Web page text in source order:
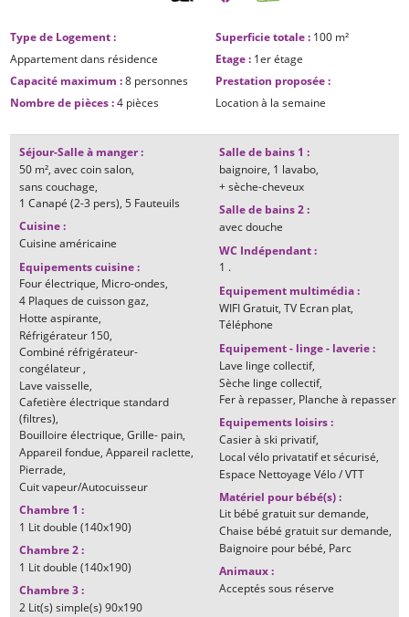
Type de Logement:
Appartement dans résidence
Capacité maximum :8 personnes
Nombre de pièces:4 pièces
Superficie totale: 100 m²
Etage: 1er étage
Prestation proposée:
Location à la semaine
Séjour-Salle à manger:
50 m² avec coin salon
sans couchage
1 Canapé (2-3 pers) 5 Fauteuils
Cuisine:
Cuisine américaine
Equipements cuisine:
Four électrique Micro-ondes
4 Plaques de cuisson gaz
Hotte aspirante
Réfrigérateur 150
Combiné réfrigérateur-
congélateur
Lave vaisselle
Cafetière électrique standard
(filtres)
Bouilloire électrique Grille- pain
Appareil fondue Appareil raclette
Pierrade
Cuit vapeur/Autocuisseur
Chambre 1:
1 Lit double (140x190)
Chambre 2:
1 Lit double (140x190)
Chambre 3:
2 Lit(s) simple(s) 90x190
Salle de bains 1 :
baignoire 1 lavabo
+ sèche-cheveux
Salle de bains 2:
avec douche
WC Indépendant:
1 .
Equipement multimédia:
WIFI Gratuit TV Ecran plat
Téléphone
Equipement - linge - laverie:
Lave linge collectif
Sèche linge collectif
Fer à repasser Planche à repasser
Equipements loisirs:
Casier à ski privatif
Local vélo privatatif et sécurisé
Espace Nettoyage Vélo / VTT
Matériel pour bébé(s):
Lit bébé gratuit sur demande
Chaise bébé gratuit sur demande
Baignoire pour bébé Parc
Animaux:
Acceptés sous réserve